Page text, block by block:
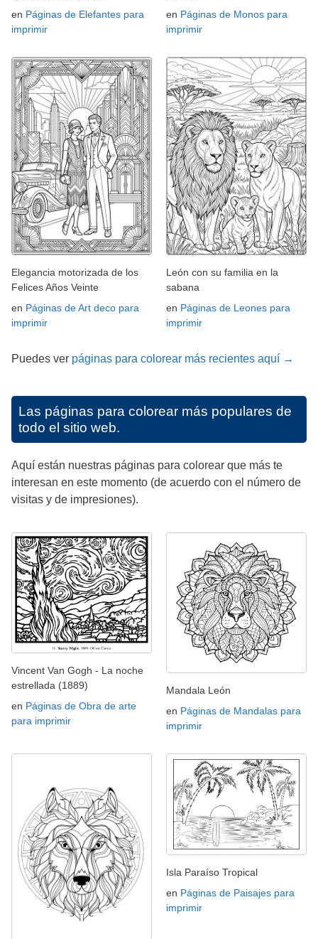
en Páginas de Elefantes para
imprimir
en Páginas de Monos para
imprimir
Elegancia motorizada de los
Felices Años Veinte
en Páginas de Art deco para
imprimir
León con su familia en la
sabana
en Páginas de Leones para
imprimir
Puedes ver páginas para colorear más recientes aquí →
Las páginas para colorear más populares de
todo el sitio web.
Aquí están nuestras páginas para colorear que más te
interesan en este momento (de acuerdo con el número de
visitas y de impresiones).
Vincent Van Gogh - La noche
estrellada (1889)
en Páginas de Obra de arte
para imprimir
Mandala León
en Páginas de Mandalas para
imprimir
Isla Paraíso Tropical
en Páginas de Paisajes para
imprimir